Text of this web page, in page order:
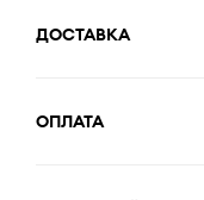
ДОСТАВКА
ОПЛАТА